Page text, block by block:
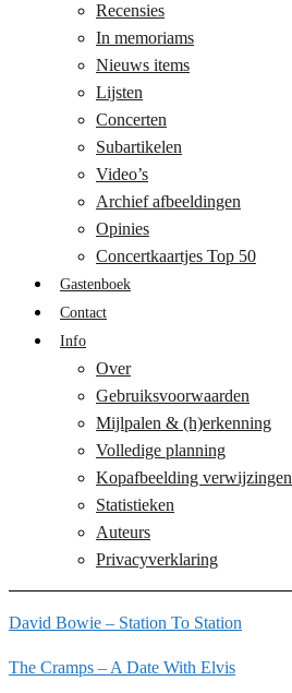
Recensies
In memoriams
Nieuws items
Lijsten
Concerten
Subartikelen
Video’s
Archief afbeeldingen
Opinies
Concertkaartjes Top 50
Gastenboek
Contact
Info
Over
Gebruiksvoorwaarden
Mijlpalen & (h)erkenning
Volledige planning
Kopafbeelding verwijzingen
Statistieken
Auteurs
Privacyverklaring
David Bowie – Station To Station
The Cramps – A Date With Elvis